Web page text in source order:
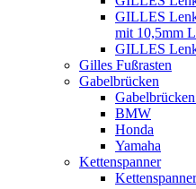
GILLES
mit 10,5mm
GILLES
Gilles Fußrasten
Gabelbrücken
BMW
Honda
Yamaha
Kettenspanner